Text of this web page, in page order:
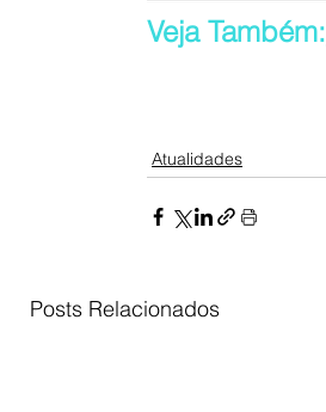
Veja Também:
Atualidades
Posts Relacionados